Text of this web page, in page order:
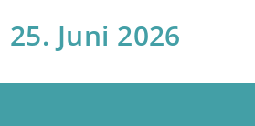
25. Juni 2026